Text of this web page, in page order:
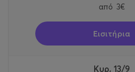
από 3€
Εισιτήρια
Κυρ, 13/9